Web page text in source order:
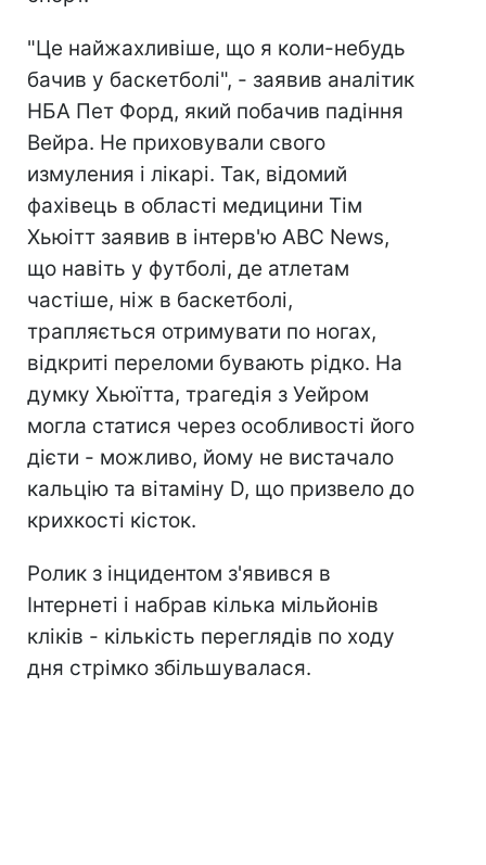
"Це найжахливіше, що я коли-небудь
бачив у баскетболі", - заявив аналітик
НБА Пет Форд, який побачив падіння
Вейра. Не приховували свого
измуления і лікарі. Так, відомий
фахівець в області медицини Тім
Хьюітт заявив в інтерв'ю ABC News,
що навіть у футболі, де атлетам
частіше, ніж в баскетболі,
трапляється отримувати по ногах,
відкриті переломи бувають рідко. На
думку Хьюїтта, трагедія з Уейром
могла статися через особливості його
дієти - можливо, йому не вистачало
кальцію та вітаміну D, що призвело до
крихкості кісток.
Ролик з інцидентом з'явився в
Інтернеті і набрав кілька мільйонів
кліків - кількість переглядів по ходу
дня стрімко збільшувалася.